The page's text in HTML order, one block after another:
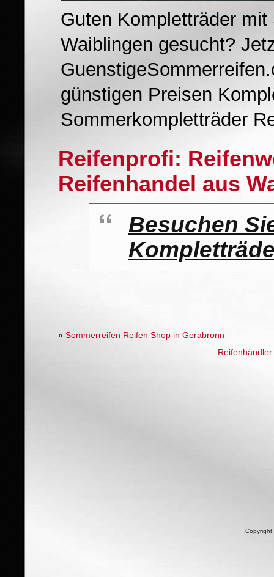
Guten Kompletträder
Waiblingen gesucht?
günstigen Preisen
Sommerkompletträder
Reifenprofi:
Reifenhandel aus
Besuchen
« Sommerreifen Reifen Shop in Gerabronn
Copyright